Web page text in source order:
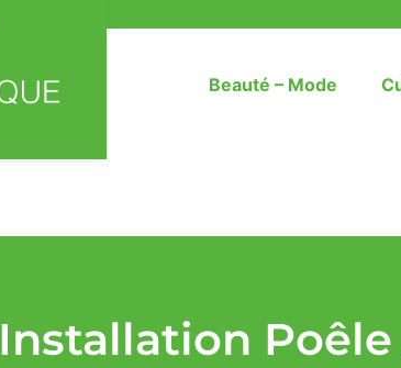
Beauté – Mode
Installation Poêle